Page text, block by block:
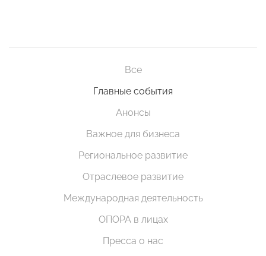
Все
Главные события
Анонсы
Важное для бизнеса
Региональное развитие
Отраслевое развитие
Международная деятельность
ОПОРА в лицах
Пресса о нас